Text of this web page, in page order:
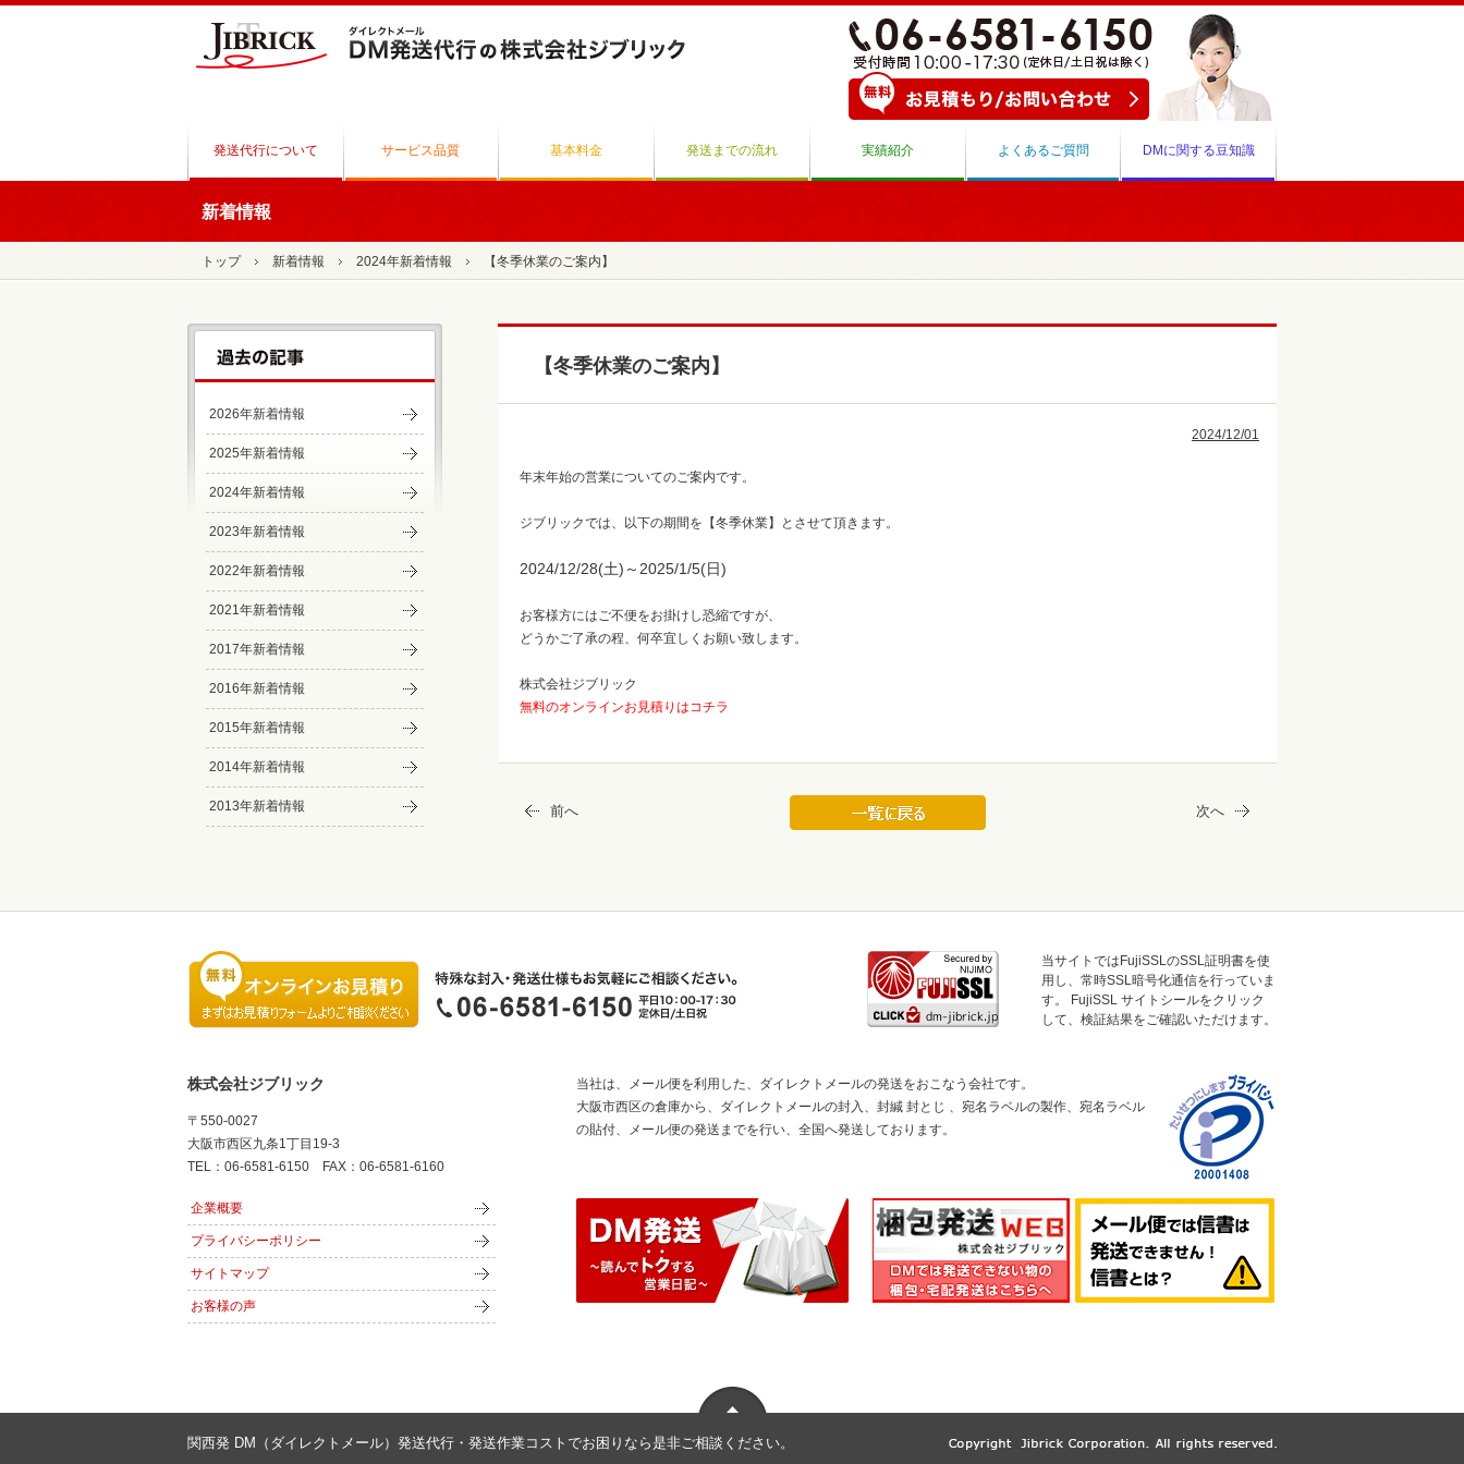
発送代行について サービス品質 基本料金 発送までの流れ 実績紹介 よくあるご質問 DMに関する豆知識
新着情報
トップ 新着情報 2024年新着情報 【冬季休業のご案内】
2026年新着情報
2025年新着情報
2024年新着情報
2023年新着情報
2022年新着情報
2021年新着情報
2017年新着情報
2016年新着情報
2015年新着情報
2014年新着情報
2013年新着情報
【冬季休業のご案内】
2024/12/01
年末年始の営業についてのご案内です。
ジブリックでは、以下の期間を【冬季休業】とさせて頂きます。
2024/12/28(土)～2025/1/5(日)
お客様方にはご不便をお掛けし恐縮ですが、
どうかご了承の程、何卒宜しくお願い致します。
株式会社ジブリック
無料のオンラインお見積りはコチラ
前へ 次へ
当サイトではFujiSSLのSSL証明書を使
用し、常時SSL暗号化通信を行っていま
す。 FujiSSL サイトシールをクリック
して、検証結果をご確認いただけます。
株式会社ジブリック
〒550-0027
大阪市西区九条1丁目19-3
TEL：06-6581-6150 FAX：06-6581-6160
企業概要
プライバシーポリシー
サイトマップ
お客様の声
当社は、メール便を利用した、ダイレクトメールの発送をおこなう会社です。
大阪市西区の倉庫から、ダイレクトメールの封入、封緘 封とじ 、宛名ラベルの製作、宛名ラベル
の貼付、メール便の発送までを行い、全国へ発送しております。
関西発 DM（ダイレクトメール）発送代行・発送作業コストでお困りなら是非ご相談ください。